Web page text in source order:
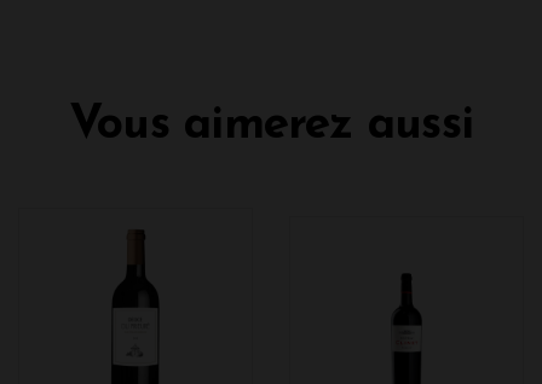
Vous aimerez aussi